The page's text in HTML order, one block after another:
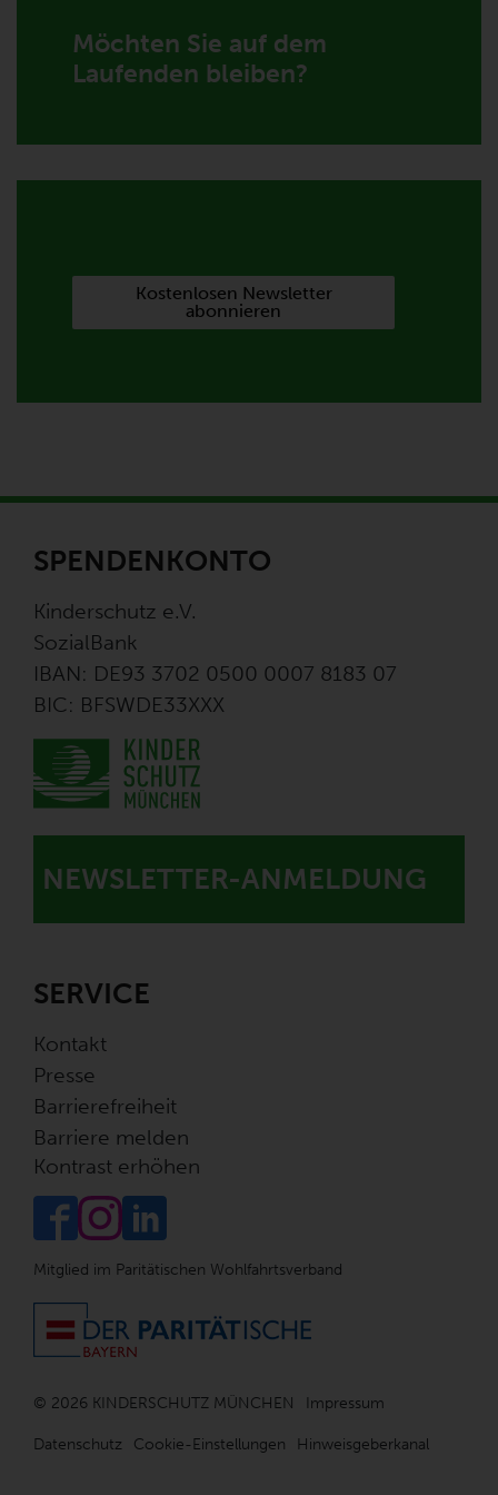
Möchten Sie auf dem
Laufenden bleiben?
Kostenlosen Newsletter
abonnieren
SPENDENKONTO
Kinderschutz e.V.
SozialBank
IBAN: DE93 3702 0500 0007 8183 07
BIC: BFSWDE33XXX
NEWSLETTER-ANMELDUNG
SERVICE
Kontakt
Presse
Barrierefreiheit
Barriere melden
Kontrast erhöhen
Mitglied im Paritätischen Wohlfahrtsverband
© 2026 KINDERSCHUTZ MÜNCHEN Impressum
Datenschutz Cookie-Einstellungen Hinweisgeberkanal